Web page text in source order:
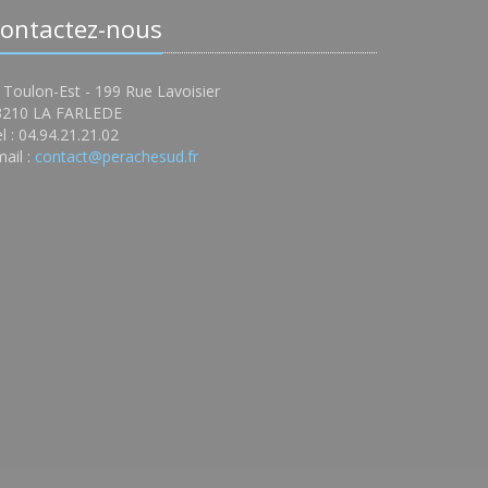
nous
Toulon-Est - 199 Rue Lavoisier
LA FARLEDE
: 04.94.21.21.02
: contact@perachesud.fr